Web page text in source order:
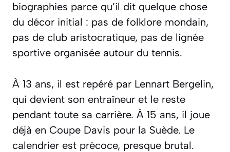
biographies parce qu’il dit quelque chose
du décor initial : pas de folklore mondain,
pas de club aristocratique, pas de lignée
sportive organisée autour du tennis.
À 13 ans, il est repéré par Lennart Bergelin,
qui devient son entraîneur et le reste
pendant toute sa carrière. À 15 ans, il joue
déjà en Coupe Davis pour la Suède. Le
calendrier est précoce, presque brutal.